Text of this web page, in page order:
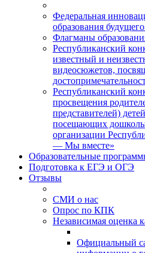
Федеральная
образования
Флагманы
Республиканский
известный и
видеосюжетов,
Республиканский
просвещения
представителей)
посещающих
организации
— Мы вместе»
Образовательные
Подготовка к ЕГЭ и ОГЭ
Отзывы
СМИ о нас
Опрос по КПК
Независимая оценка
Официальный